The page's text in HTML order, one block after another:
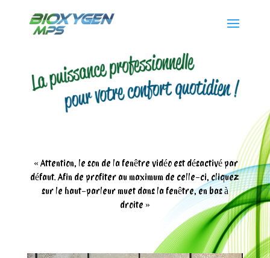
« Attention, le son de la fenêtre vidéo est désactivé par
défaut. Afin de profiter au maximum de celle-ci, cliquez
sur le haut-parleur muet dans la fenêtre, en bas à
droite »